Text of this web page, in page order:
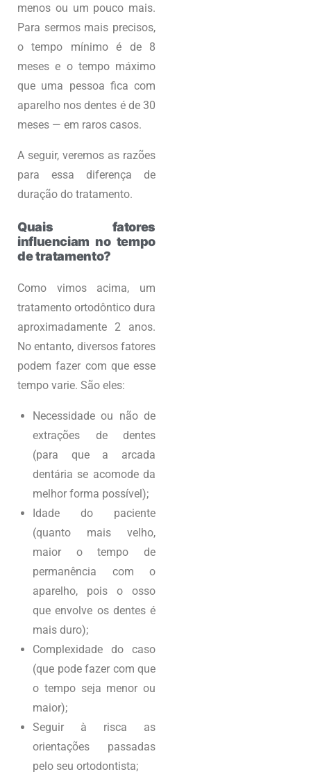
menos ou um pouco mais.
Para sermos mais precisos,
o tempo mínimo é de 8
meses e o tempo máximo
que uma pessoa fica com
aparelho nos dentes é de 30
meses — em raros casos.
A seguir, veremos as razões
para essa diferença de
duração do tratamento.
Quais fatores
influenciam no tempo
de tratamento?
Como vimos acima, um
tratamento ortodôntico dura
aproximadamente 2 anos.
No entanto, diversos fatores
podem fazer com que esse
tempo varie. São eles:
Necessidade ou não de
extrações de dentes
(para que a arcada
dentária se acomode da
melhor forma possível);
Idade do paciente
(quanto mais velho,
maior o tempo de
permanência com o
aparelho, pois o osso
que envolve os dentes é
mais duro);
Complexidade do caso
(que pode fazer com que
o tempo seja menor ou
maior);
Seguir à risca as
orientações passadas
pelo seu ortodontista;